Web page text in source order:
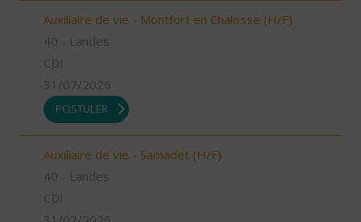
Auxiliaire de vie - Montfort en Chalosse (H/F)
40 - Landes
CDI
31/07/2026
POSTULER
Auxiliaire de vie - Samadet (H/F)
40 - Landes
CDI